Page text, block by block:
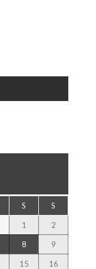
S S
1 2
8 9
15 16